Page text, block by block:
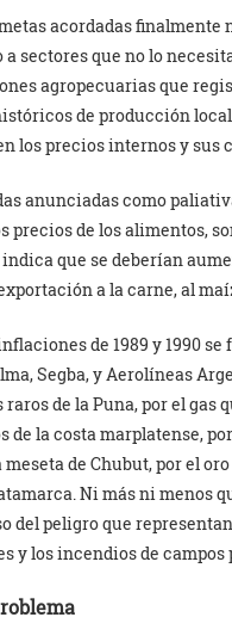
acordadas
a sectores que no lo
agropecuarias que
de producción
los precios internos y sus
anunciadas como
precios de los alimentos,
que se deberían
a la carne, al
de 1989 y 1990
Segba, y Aerolíneas
de la Puna, por el gas
de la costa marplatense,
meseta de Chubut, por el
Ni más ni menos
del peligro que
y los incendios de